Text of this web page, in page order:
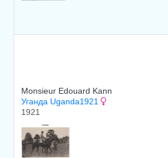
Monsieur Edouard Kann
Уганда Uganda1921
1921